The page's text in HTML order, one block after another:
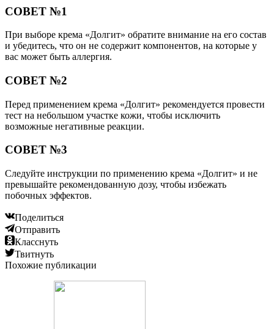
СОВЕТ №1
При выборе крема «Долгит» обратите внимание на его состав
и убедитесь, что он не содержит компонентов, на которые у
вас может быть аллергия.
СОВЕТ №2
Перед применением крема «Долгит» рекомендуется провести
тест на небольшом участке кожи, чтобы исключить
возможные негативные реакции.
СОВЕТ №3
Следуйте инструкции по применению крема «Долгит» и не
превышайте рекомендованную дозу, чтобы избежать
побочных эффектов.
Поделиться
Отправить
Класснуть
Твитнуть
Похожие публикации